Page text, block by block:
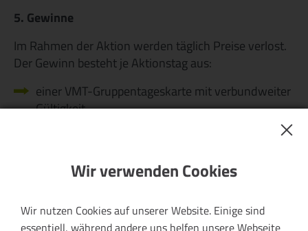
5. Gewinne
Im Rahmen der Aktion werden täglich Preise verlost.
Der Gewinn besteht je Aktionstag aus:
einer VMT-Gruppentageskarte mit verbundweiter
Gültigkeit
Verkehrsunternehmens oder einen
Wir verwenden Cookies
Wir nutzen Cookies auf unserer Website. Einige sind
essentiell, während andere uns helfen unsere Webseite